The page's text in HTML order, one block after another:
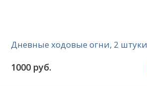
Дневные ходовые огни, 2 штуки
1000 руб.